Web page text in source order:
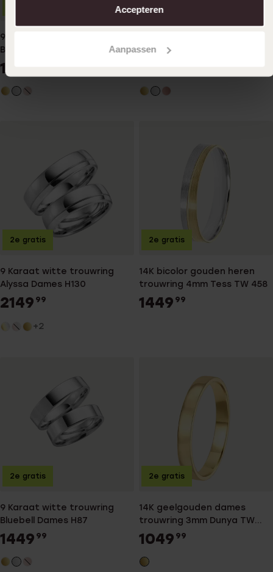
Accepteren
Aanpassen
9 Karaat witte trouwring
Bluebell Heren H87
1549
14K witgouden trouwring
9 Karaat witte trouwring
Alyssa Dames H130
2149 99
+2
2e gratis
14K bicolor gouden heren
trouwring 4mm Tess TW 458
1449 99
2e gratis
9 Karaat witte trouwring
Bluebell Dames H87
1449 99
2e gratis
14K geelgouden dames
trouwring 3mm Dunya TW
303
1049 99
2e gratis